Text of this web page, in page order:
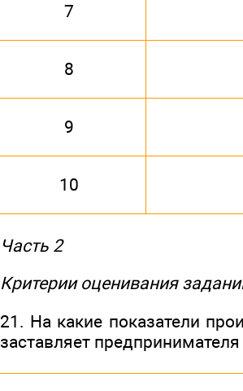
7
8
9
10
Часть 2
Критерии оценивания
21. На какие показатели
заставляет